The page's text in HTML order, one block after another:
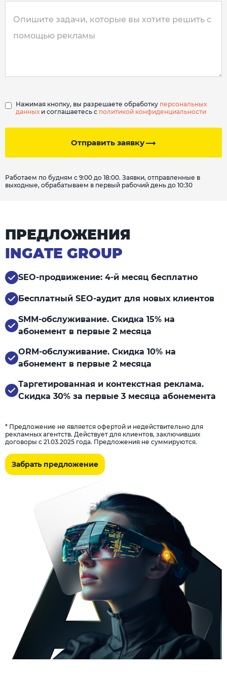
Отправить заявку
Нажимая кнопку, вы разрешаете обработку персональных
данных и соглашаетесь с политикой конфиденциальности
Работаем по будням с 9:00 до 18:00. Заявки, отправленные в
выходные, обрабатываем в первый рабочий день до 10:30
ПРЕДЛОЖЕНИЯ
INGATE GROUP
SEO-продвижение: 4-й месяц бесплатно
Бесплатный SEO-аудит для новых клиентов
SMM-обслуживание. Скидка 15% на
абонемент в первые 2 месяца
ORM-обслуживание. Скидка 10% на
абонемент в первые 2 месяца
Таргетированная и контекстная реклама.
Скидка 30% за первые 3 месяца абонемента
* Предложение не является офертой и недействительно для
рекламных агентств. Действует для клиентов, заключивших
договоры с 21.03.2025 года. Предложения не суммируются.
Забрать предложение